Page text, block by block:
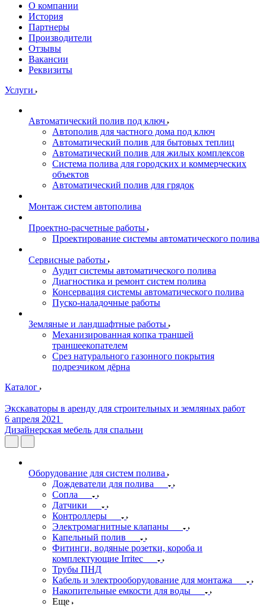
О компании
История
Партнеры
Производители
Отзывы
Вакансии
Реквизиты
Услуги
Автоматический полив под ключ
Автополив для частного дома под ключ
Автоматический полив для бытовых теплиц
Автоматический полив для жилых комплексов
Система полива для городских и коммерческих
объектов
Автоматический полив для грядок
Монтаж систем автополива
Проектно-расчетные работы
Проектирование системы автоматического полива
Сервисные работы
Аудит системы автоматического полива
Диагностика и ремонт систем полива
Консервация системы автоматического полива
Пуско-наладочные работы
Земляные и ландшафтные работы
Механизированная копка траншей
траншеекопателем
Срез натурального газонного покрытия
подрезчиком дёрна
Каталог
Экскаваторы в аренду для строительных и земляных работ
6 апреля 2021
Дизайнерская мебель для спальни
Оборудование для систем полива
Дождеватели для полива
Сопла
Датчики
Контроллеры
Электромагнитные клапаны
Капельный полив
Фитинги, водяные розетки, короба и
комплектующие Irritec
Трубы ПНД
Кабель и электрооборудование для монтажа
Накопительные емкости для воды
Еще